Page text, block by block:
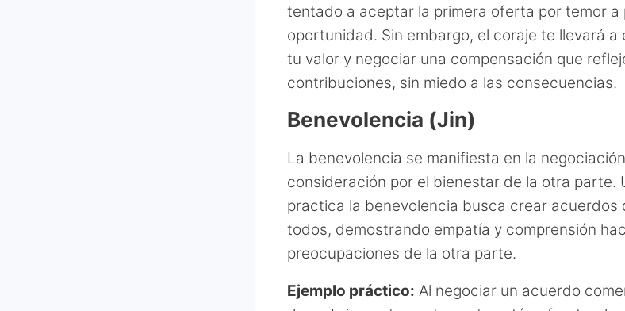
tentado a aceptar la primera oferta por temor a
oportunidad. Sin embargo, el coraje te llevará a
tu valor y negociar una compensación que
contribuciones, sin miedo a las consecuencias.
Benevolencia (Jin)
La benevolencia se manifiesta en la
consideración por el bienestar de la otra parte.
practica la benevolencia busca crear acuerdos
todos, demostrando empatía y comprensión
preocupaciones de la otra parte.
Ejemplo práctico: Al negociar un acuerdo